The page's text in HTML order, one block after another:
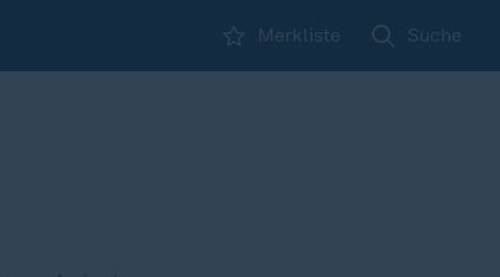
Merkliste Suche